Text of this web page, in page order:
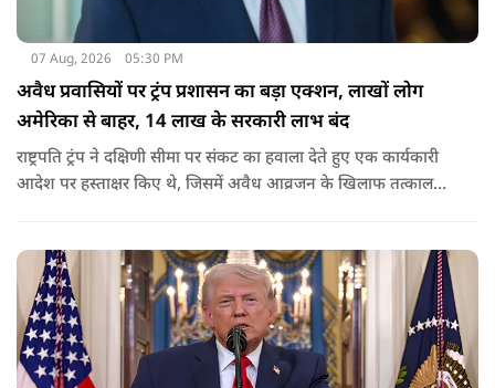
07 Aug, 2026 05:30 PM
अवैध प्रवासियों पर ट्रंप प्रशासन का बड़ा एक्शन, लाखों लोग
अमेरिका से बाहर, 14 लाख के सरकारी लाभ बंद
राष्ट्रपति ट्रंप ने दक्षिणी सीमा पर संकट का हवाला देते हुए एक कार्यकारी
आदेश पर हस्ताक्षर किए थे, जिसमें अवैध आव्रजन के खिलाफ तत्काल